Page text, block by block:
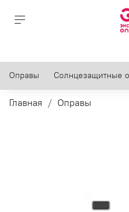
Оправы Солнцезащитные
Главная Оправы